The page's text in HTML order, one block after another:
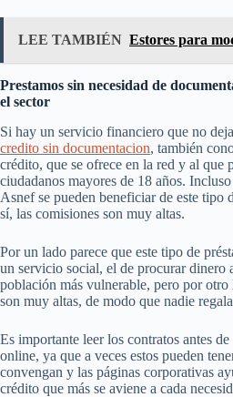
LEE TAMBIÉN Estores para
Prestamos sin necesidad de
el sector
Si hay un servicio financiero que no
credito sin documentacion, también
crédito, que se ofrece en la red y al que
ciudadanos mayores de 18 años.
Asnef se pueden beneficiar de este tipo
sí, las comisiones son muy altas.
Por un lado parece que este tipo de
un servicio social, el de procurar dinero
población más vulnerable, pero por otro
son muy altas, de modo que nadie
Es importante leer los contratos antes
online, ya que a veces estos pueden
convengan y las páginas corporativas
crédito que más se aviene a cada